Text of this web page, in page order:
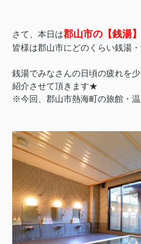
さて、本日は郡山市の【銭湯
皆様は郡山市にどのくらい銭湯
銭湯でみなさんの日頃の疲れを
紹介させて頂きます★
※今回、郡山市熱海町の旅館・